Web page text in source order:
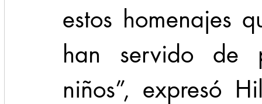
estos homenajes
han servido de
niños”, expresó